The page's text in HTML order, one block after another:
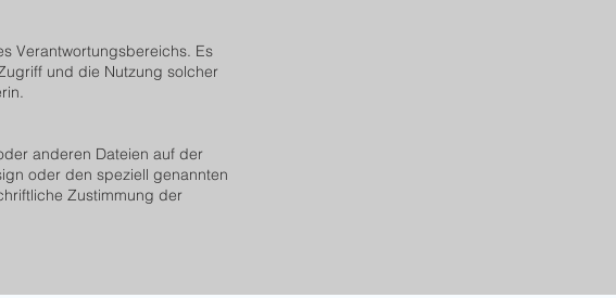
Verantwortungsbereichs. Es
und die Nutzung solcher
anderen Dateien auf der
oder den speziell genannten
Zustimmung der